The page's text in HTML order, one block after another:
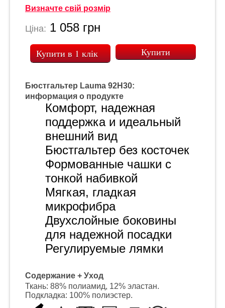
Визначте свій розмір
Ціна: 1 058 грн
Купити в 1 клік
Бюстгальтер Lauma 92H30:
информация о продукте
Комфорт, надежная
поддержка и идеальный
внешний вид
Бюстгальтер без косточек
Формованные чашки с
тонкой набивкой
Мягкая, гладкая
микрофибра
Двухслойные боковины
для надежной посадки
Регулируемые лямки
Содержание + Уход
Ткань: 88% полиамид, 12% эластан.
Подкладка: 100% полиэстер.